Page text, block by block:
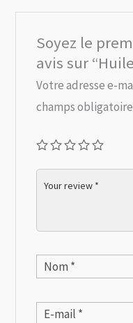
Soyez le
avis sur
Votre adresse e-
champs